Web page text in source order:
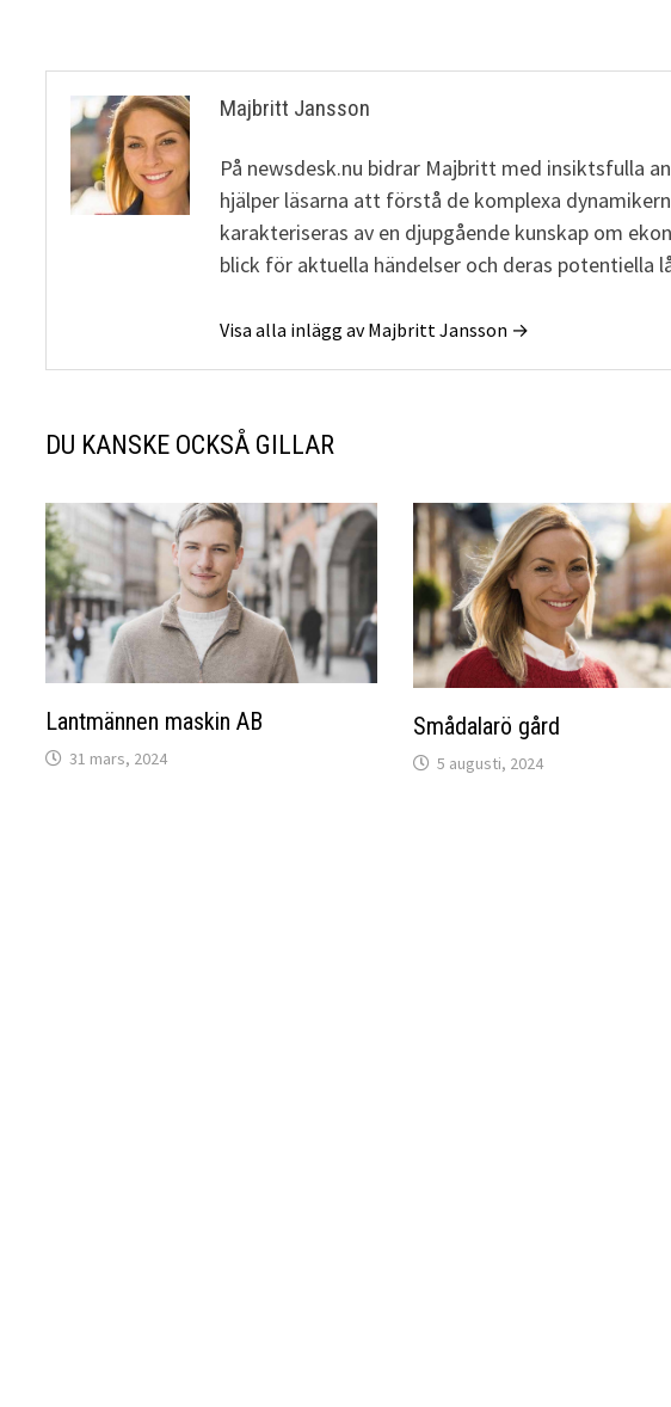
Majbritt Jansson
På newsdesk.nu bidrar Majbritt med insiktsfulla
hjälper läsarna att förstå de komplexa
karakteriseras av en djupgående kunskap om
blick för aktuella händelser och deras potentiella
Visa alla inlägg av Majbritt Jansson →
DU KANSKE OCKSÅ GILLAR
Lantmännen maskin AB
31 mars, 2024
Smådalarö gård
5 augusti, 2024